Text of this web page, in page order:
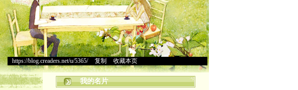
https://blog.creaders.net/u/5365/> 复制 收藏本页
我的名片